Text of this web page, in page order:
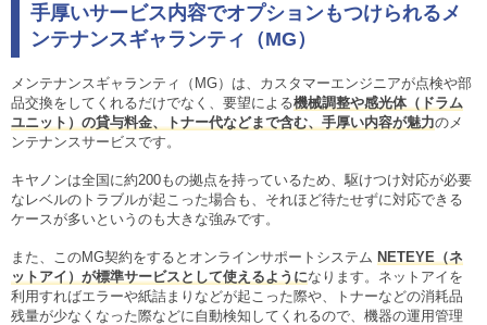
手厚いサービス内容でオプションもつけられるメ
ンテナンスギャランティ（MG）
メンテナンスギャランティ（MG）は、カスタマーエンジニアが点検や部
品交換をしてくれるだけでなく、要望による機械調整や感光体（ドラム
ユニット）の貸与料金、トナー代などまで含む、手厚い内容が魅力のメ
ンテナンスサービスです。
キヤノンは全国に約200もの拠点を持っているため、駆けつけ対応が必要
なレベルのトラブルが起こった場合も、それほど待たせずに対応できる
ケースが多いというのも大きな強みです。
また、このMG契約をするとオンラインサポートシステム NETEYE（ネ
ットアイ）が標準サービスとして使えるようになります。ネットアイを
利用すればエラーや紙詰まりなどが起こった際や、トナーなどの消耗品
残量が少なくなった際などに自動検知してくれるので、機器の運用管理